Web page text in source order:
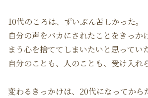
10代のころは、ずいぶん苦しかった。
自分の声をバカにされたことをきっか
まう心を捨ててしまいたいと思っていた
自分のことも、人のことも、受け入れ
変わるきっかけは、20代になってから